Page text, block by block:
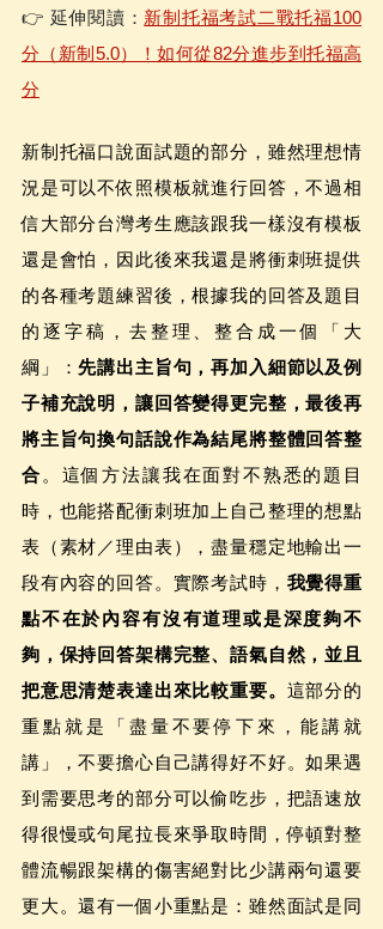
👉 延伸閱讀： 新制托福考試二戰托福100
分（新制5.0）！如何從82分進步到托福高
分
新制托福口說面試題的部分，雖然理想情
況是可以不依照模板就進行回答，不過相
信大部分台灣考生應該跟我一樣沒有模板
還是會怕，因此後來我還是將衝刺班提供
的各種考題練習後，根據我的回答及題目
的逐字稿，去整理、整合成一個「大
綱」：先講出主旨句，再加入細節以及例
子補充說明，讓回答變得更完整，最後再
將主旨句換句話說作為結尾將整體回答整
合 。這個方法讓我在面對不熟悉的題目
時，也能搭配衝刺班加上自己整理的想點
表（素材／理由表），盡量穩定地輸出一
段有內容的回答。實際考試時， 我覺得重
點不在於內容有沒有道理或是深度夠不
夠，保持回答架構完整、語氣自然，並且
把意思清楚表達出來比較重要。 這部分的
重點就是「盡量不要停下來，能講就
講」，不要擔心自己講得好不好。如果遇
到需要思考的部分可以偷吃步，把語速放
得很慢或句尾拉長來爭取時間，停頓對整
體流暢跟架構的傷害絕對比少講兩句還要
更大。還有一個小重點是：雖然面試是同